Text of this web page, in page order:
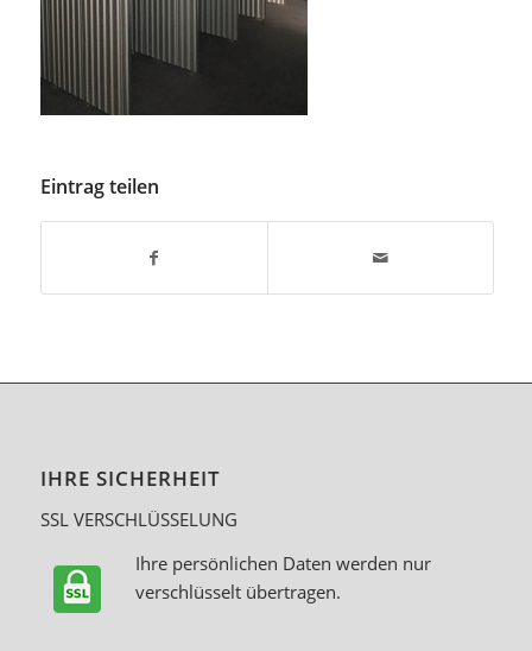
Eintrag teilen
IHRE SICHERHEIT
SSL VERSCHLÜSSELUNG
Ihre persönlichen Daten werden nur
verschlüsselt übertragen.